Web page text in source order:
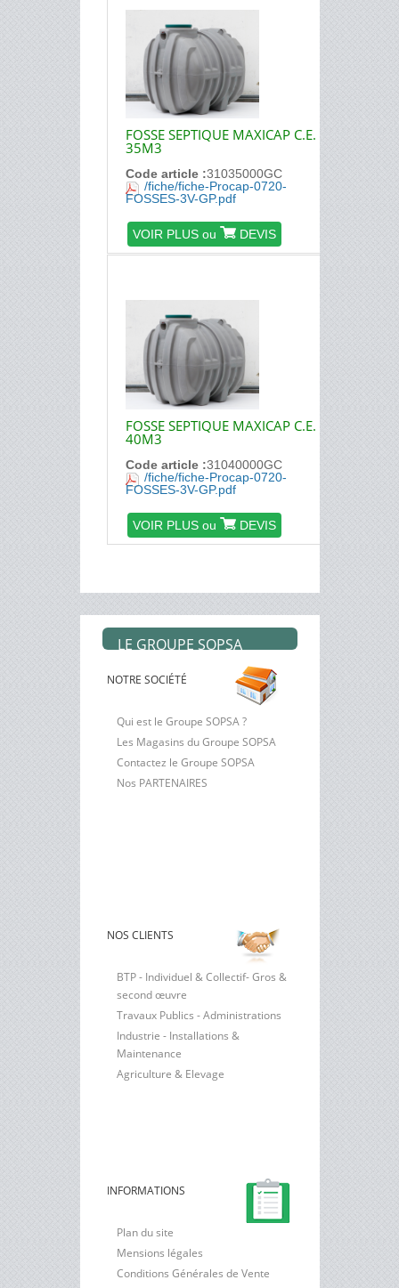
FOSSE SEPTIQUE MAXICAP C.E.
35M3
Code article :31035000GC
/fiche/fiche-Procap-0720-
FOSSES-3V-GP.pdf
VOIR PLUS ou DEVIS
FOSSE SEPTIQUE MAXICAP C.E.
40M3
Code article :31040000GC
/fiche/fiche-Procap-0720-
FOSSES-3V-GP.pdf
VOIR PLUS ou DEVIS
LE GROUPE SOPSA
NOTRE SOCIÉTÉ
Qui est le Groupe SOPSA ?
Les Magasins du Groupe SOPSA
Contactez le Groupe SOPSA
Nos PARTENAIRES
NOS CLIENTS
BTP - Individuel & Collectif- Gros &
second œuvre
Travaux Publics - Administrations
Industrie - Installations &
Maintenance
Agriculture & Elevage
INFORMATIONS
Plan du site
Mensions légales
Conditions Générales de Vente